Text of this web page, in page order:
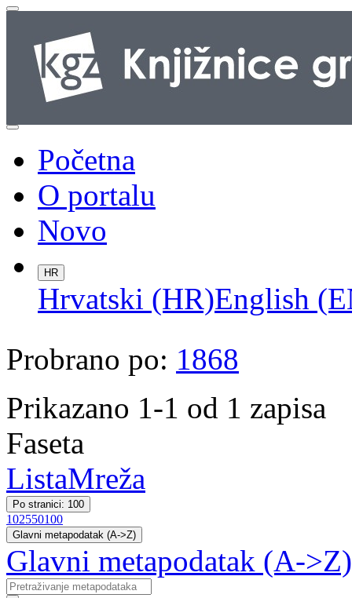
Početna
O portalu
Novo
HR
Hrvatski (HR)English
Probrano po: 1868
Prikazano 1-1 od 1 zapisa
Faseta
ListaMreža
Po stranici: 100
102550100
Glavni metapodatak (A->Z)
Glavni metapodatak (A->Z)